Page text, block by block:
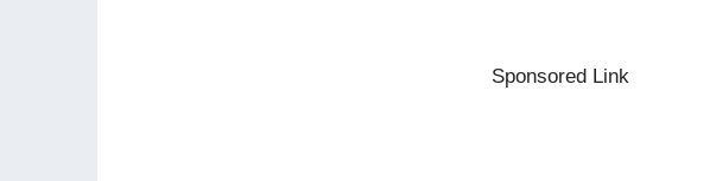
Sponsored Link